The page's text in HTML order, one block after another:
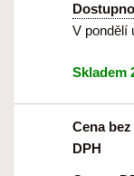
V pondělí
Skladem
Cena bez
DPH